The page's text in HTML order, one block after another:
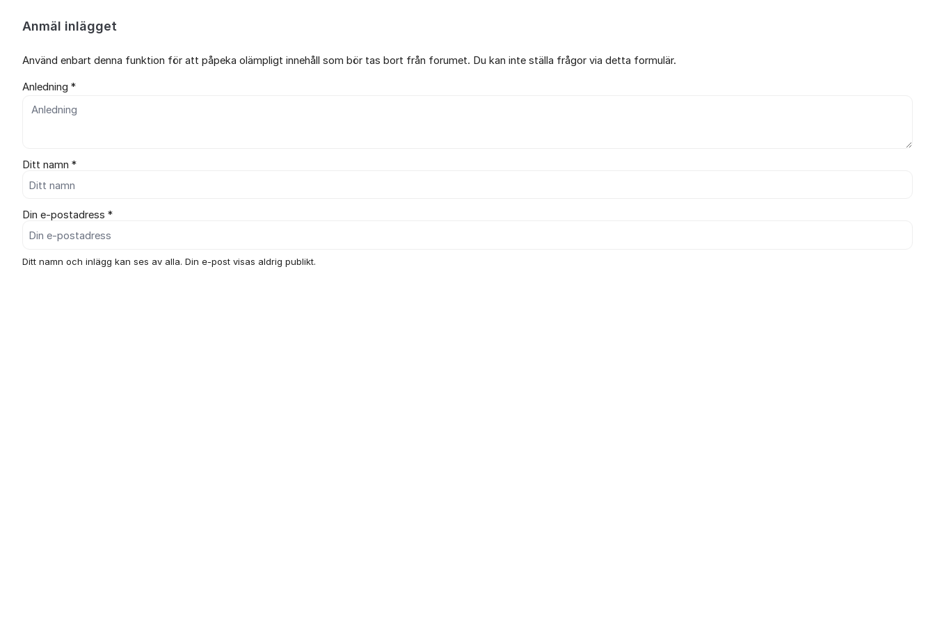
Anmäl inlägget
Använd enbart denna funktion för att påpeka olämpligt innehåll som bör tas bort från forumet. Du kan inte ställa frågor via detta formulär.
Anledning *
Ditt namn *
Din e-postadress *
Ditt namn och inlägg kan ses av alla. Din e-post visas aldrig publikt.